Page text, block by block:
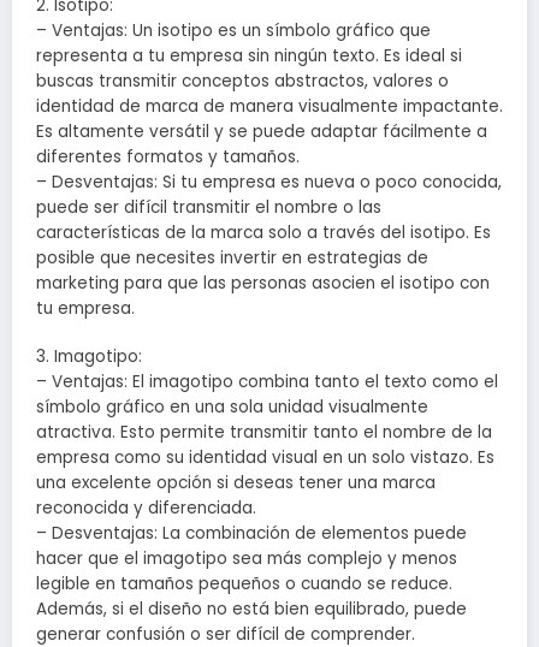
2. Isotipo:
– Ventajas: Un isotipo es un símbolo gráfico que
representa a tu empresa sin ningún texto. Es ideal si
buscas transmitir conceptos abstractos, valores o
identidad de marca de manera visualmente impactante.
Es altamente versátil y se puede adaptar fácilmente a
diferentes formatos y tamaños.
– Desventajas: Si tu empresa es nueva o poco conocida,
puede ser difícil transmitir el nombre o las
características de la marca solo a través del isotipo. Es
posible que necesites invertir en estrategias de
marketing para que las personas asocien el isotipo con
tu empresa.
3. Imagotipo:
– Ventajas: El imagotipo combina tanto el texto como el
símbolo gráfico en una sola unidad visualmente
atractiva. Esto permite transmitir tanto el nombre de la
empresa como su identidad visual en un solo vistazo. Es
una excelente opción si deseas tener una marca
reconocida y diferenciada.
– Desventajas: La combinación de elementos puede
hacer que el imagotipo sea más complejo y menos
legible en tamaños pequeños o cuando se reduce.
Además, si el diseño no está bien equilibrado, puede
generar confusión o ser difícil de comprender.